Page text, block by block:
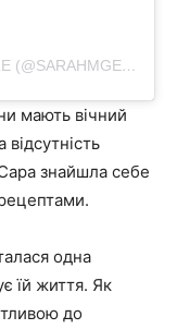
A POST SHARED BY SARAH MICHELLE (@SARAHMGELLAR)
мають вічний
Сара знайшла себе
одна
їй життя. Як
до